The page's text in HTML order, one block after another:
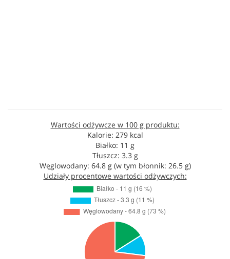
Wartości odżywcze w 100 g produktu:
Kalorie: 279 kcal
Białko: 11 g
Tłuszcz: 3.3 g
Węglowodany: 64.8 g (w tym błonnik: 26.5 g)
Udziały procentowe wartości odżywczych: